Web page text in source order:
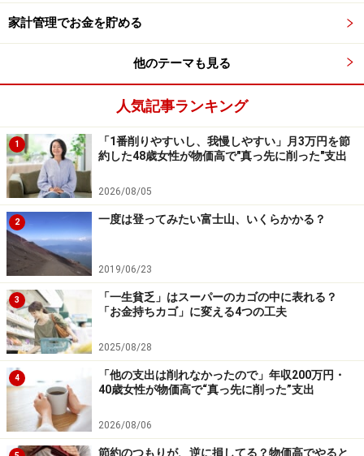
現状、収入に対して支出が多すぎるのに、先取り貯蓄を
設定してしまうと、家計費が不足して、先取り貯蓄を続
けることができません。そのような場合、優先的に固定
費（家賃、光熱費、通信費など）を見直し、次いで変動
費（食費、娯楽費など）を予算化して管理しましょう。
先取り貯蓄の前に収支を正常化させることが大切です。
まとめ
50代は、子どもの教育資金がまだ必要な場合があった
り、住宅ローンの支払いがあったりなど、さまざまな事
情で貯蓄を捻出するのが厳しい世帯もあるでしょう。
先取り貯蓄の理想は、手取りの2～3割ですが、厳しけれ
ば1割でも大丈夫。老後の蓄えのためと目的を明確にし
て少しずつでも始めるようにしましょう。
※記事内容は執筆時点のものです。最新の内容をご確認くださ
い。
本記事の内容は一般的な情報提供を目的としており、特定の金融
商品や投資行動を推奨するものではありません。
投資や資産運用に関する最終的なご判断はご自身の責任において
家計管理でお金を貯める
他のテーマも見る
人気記事ランキング
1
「1番削りやすいし、我慢しやすい」月3万円を節
約した48歳女性が物価高で"真っ先に削った"支出
2026/08/05
2 一度は登ってみたい富士山、いくらかかる？
2019/06/23
3
「一生貧乏」はスーパーのカゴの中に表れる？
「お金持ちカゴ」に変える4つの工夫
2025/08/28
4
「他の支出は削れなかったので」年収200万円・
40歳女性が物価高で“真っ先に削った”支出
2026/08/06
節約のつもりが、逆に損してる？物価高でやると